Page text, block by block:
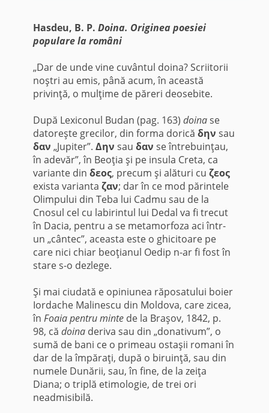
Hasdeu, B. P. Doina. Originea poesiei
populare la români
„Dar de unde vine cuvântul doina? Scriitorii
noştri au emis, până acum, în această
privinţă, o mulţime de păreri deosebite.
După Lexiconul Budan (pag. 163) doinase
datoreşte grecilor, din forma dorică δην sau
δαν „Jupiter”. Δην sau δαν se întrebuinţau,
în adevăr”, în Beoţia şi pe insula Creta, ca
variante din δεος, precum şi alături cu ζεος
exista varianta ζαν; dar în ce mod părintele
Olimpului din Teba lui Cadmu sau de la
Cnosul cel cu labirintul lui Dedal va fi trecut
în Dacia, pentru a se metamorfoza aci într-
un „cântec”, aceasta este o ghicitoare pe
care nici chiar beoţianul Oedip n-ar fi fost în
stare s-o dezlege.
Şi mai ciudată e opiniunea răposatului boier
Iordache Malinescu din Moldova, care zicea,
în Foaia pentru mintede la Braşov, 1842, p.
98, că doinaderiva sau din „donativum”, o
sumă de bani ce o primeau ostaşii romani în
dar de la împăraţi, după o biruinţă, sau din
numele Dunării, sau, în fine, de la zeiţa
Diana; o triplă etimologie, de trei ori
neadmisibilă.